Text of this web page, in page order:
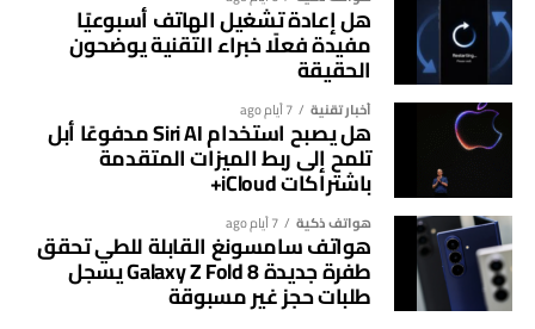
كما يؤكد الأداء الأخير للشركة أن استثماراتها الضخمة بدأت
تحقق نتائج ملموسة، في وقت يراقب فيه المستثمرون قدرة
شركات التكنولوجيا الكبرى على تحويل الإنفاق الكبير على الذكاء
الاصطناعي إلى أرباح ونمو مستدام.
هل إعادة تشغيل الهاتف أسبوعيًا
مفيدة فعلًا خبراء التقنية يوضحون
الحقيقة
أخبار تقنية 7 أيام ago
هل يصبح استخدام Siri AI مدفوعًا أبل
تلمح إلى ربط الميزات المتقدمة
باشتراكات iCloud+
هواتف ذكية 7 أيام ago
هواتف سامسونغ القابلة للطي تحقق
طفرة جديدة Galaxy Z Fold 8 يسجل
طلبات حجز غير مسبوقة